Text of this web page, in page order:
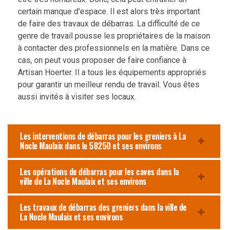
certain manque d'espace. Il est alors très important
de faire des travaux de débarras. La difficulté de ce
genre de travail pousse les propriétaires de la maison
à contacter des professionnels en la matière. Dans ce
cas, on peut vous proposer de faire confiance à
Artisan Hoerter. Il a tous les équipements appropriés
pour garantir un meilleur rendu de travail. Vous êtes
aussi invités à visiter ses locaux.
Les interventions de débarras pour les greniers à La
Nocle Maulaix dans le 58250 et ses environs
Les opérations de débarras pour les caves dans la
ville de La Nocle Maulaix et ses environs
Les travaux de débarras des greniers dans la ville de
La Nocle Maulaix et ses environs